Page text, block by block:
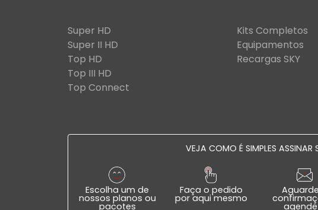
Super HD
Super II HD
Top HD
Top III HD
Top Connect
Kits Completos
Equipamentos
Recargas SKY
VEJA COMO É SIMPLES ASSINAR
Escolha um de
nossos planos ou
pacotes
Faça o pedido
por aqui mesmo